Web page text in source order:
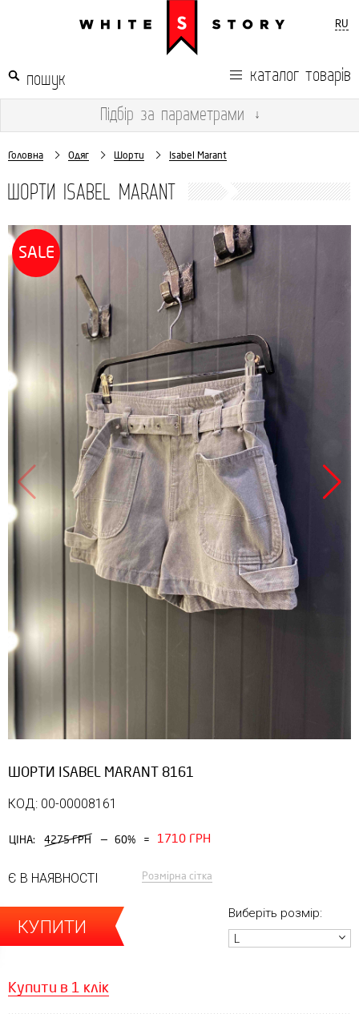
RU
каталог товарів
Підбір за параметрами ↓
Головна Одяг Шорти Isabel Marant
ШОРТИ ISABEL MARANT
SALE
ШОРТИ ISABEL MARANT 8161
КОД: 00-00008161
ЦІНА: 4275 ГРН — 60% = 1710 ГРН
Є В НАЯВНОСТІ Розмірна сітка
КУПИТИ
Виберіть розмір:
Купити в 1 клік